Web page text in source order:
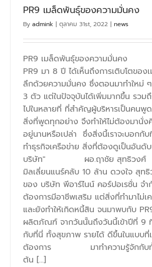
PR9 เมล็ดพันธุ์ของความมั่นคง
By admink | ตุลาคม 31st, 2022 | news
PR9 เมล็ดพันธุ์ของความมั่
PR9 มา 8 ปี ได้เห็นถึงการเติบโตขอ
ลึกด้วยความมั่นคง ซึ่งตอนมาทำใหม่
3 ตัว แต่ในปัจจุบันได้เพิ่มมากขึ้น รวม
ไปในหลายที่ ที่สำคัญผู้บริหารเป็นคนพูด
สิ่งที่พูดทุกอย่าง จึงทำให้ไม่ต้องมานั่ง
อยู่นานหรือเปล่า ซึ่งสิ่งนี้เราจะบอกกับ
ทำธุรกิจเครือข่าย สิ่งที่ต้องดูเป็นอันดั
บริษัท" ผอ.ฤาชัย สุทธิวงศ์
มิลเลี่ยนแนร์คลับ 10 ล้าน ดวงใจ สุท
ของ บริษัท พีอาร์ไนน์ คอร์ปอเรชั่น จำ
ต้องการมีอาชีพเสริม แต่สิ่งที่ทำมาไม่เ
และยังทำให้เกิดหนี้สิน จนมาพบกับ
ผลิตภัณฑ์ จากวันนั้นถึงวันนี้เข้าปีที่ 9
กับที่นี่ ทั้งสุขภาพ รายได้ ดีขึ้นในแบบที่
ต้องการ มาทำความรู้จักกับทั้งคู่
ต้น [...]